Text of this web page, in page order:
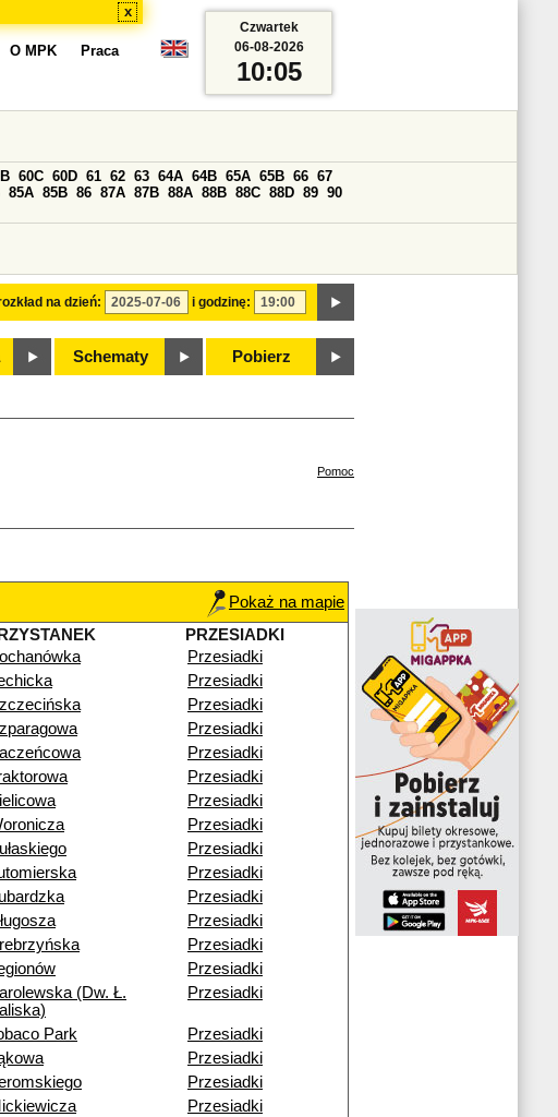
x
O MPK Praca
na dzień: i godzinę:
60C 60D 61 62 63 64A 64B 65A 65B 66 67
85A 85B 86 87A 87B 88A 88B 88C 88D 89 90
Schematy Pobierz
Czwartek
06-08-2026
10:05
Pomoc
Pokaż na mapie
PRZESIADKI
Przesiadki
Przesiadki
Przesiadki
Przesiadki
Przesiadki
Przesiadki
Przesiadki
Przesiadki
Przesiadki
Przesiadki
Przesiadki
Przesiadki
Przesiadki
Przesiadki
(Dw. Ł.
Przesiadki
Park
Przesiadki
Przesiadki
Przesiadki
Przesiadki